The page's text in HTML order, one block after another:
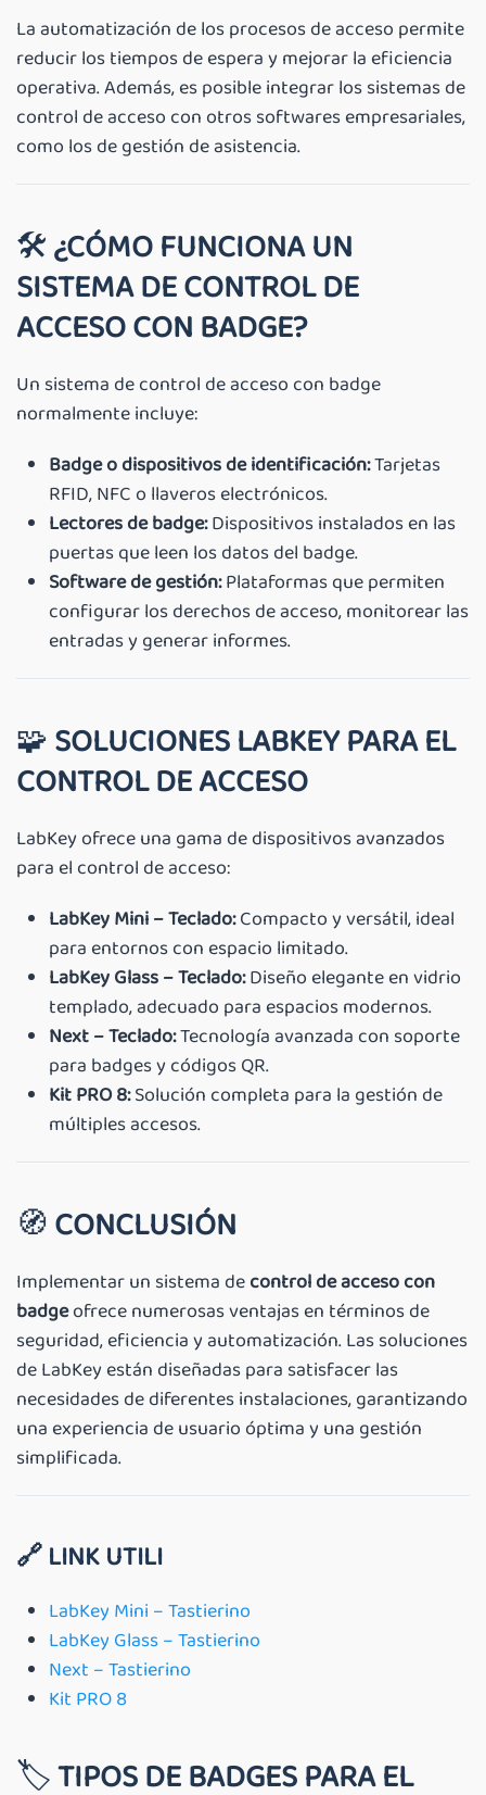
La automatización de los procesos de acceso permite
reducir los tiempos de espera y mejorar la eficiencia
operativa. Además, es posible integrar los sistemas de
control de acceso con otros softwares empresariales,
como los de gestión de asistencia.
🛠️¿CÓMO FUNCIONA UN
SISTEMA DE CONTROL DE
ACCESO CON BADGE?
Un sistema de control de acceso con badge
normalmente incluye:
Badge o dispositivos de identificación:Tarjetas
RFID, NFC o llaveros electrónicos.
Lectores de badge:Dispositivos instalados en las
puertas que leen los datos del badge.
Software de gestión:Plataformas que permiten
configurar los derechos de acceso, monitorear las
entradas y generar informes.
🧩SOLUCIONES LABKEY PARA EL
CONTROL DE ACCESO
LabKey ofrece una gama de dispositivos avanzados
para el control de acceso:
LabKey Mini – Teclado:Compacto y versátil, ideal
para entornos con espacio limitado.
LabKey Glass – Teclado:Diseño elegante en vidrio
templado, adecuado para espacios modernos.
Next – Teclado:Tecnología avanzada con soporte
para badges y códigos QR.
Kit PRO 8:Solución completa para la gestión de
múltiples accesos.
🧭CONCLUSIÓN
Implementar un sistema decontrol de acceso con
badgeofrece numerosas ventajas en términos de
seguridad, eficiencia y automatización. Las soluciones
de LabKey están diseñadas para satisfacer las
necesidades de diferentes instalaciones, garantizando
una experiencia de usuario óptima y una gestión
simplificada.
🔗 LINK UTILI
LabKey Mini – Tastierino
LabKey Glass – Tastierino
Next – Tastierino
Kit PRO 8
🏷️TIPOS DE BADGES PARA EL